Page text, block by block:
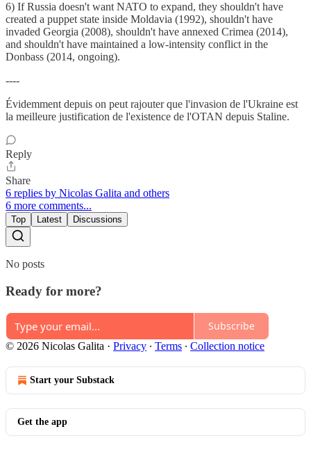
6) If Russia doesn't want NATO to expand, they shouldn't have
created a puppet state inside Moldavia (1992), shouldn't have
invaded Georgia (2008), shouldn't have annexed Crimea (2014),
and shouldn't have maintained a low-intensity conflict in the
Donbass (2014, ongoing).
----
Évidemment depuis on peut rajouter que l'invasion de l'Ukraine est
la meilleure justification de l'existence de l'OTAN depuis Staline.
Reply
Share
6 replies by Nicolas Galita and others
6 more comments...
Top Latest Discussions
No posts
Ready for more?
Subscribe
© 2026 Nicolas Galita · Privacy ∙ Terms ∙ Collection notice
Start your Substack
Get the app